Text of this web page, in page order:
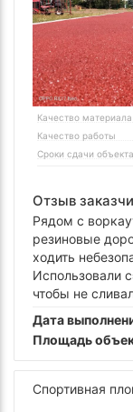
Качество материала
Качество работы
Сроки сдачи объекта
Отзыв
Рядом с
резиновые
ходить
Использовали
чтобы не
Дата
Площадь
Спортивная